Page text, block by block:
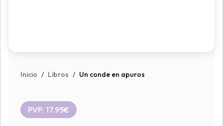
Inicio / Libros / Un conde en apuros
PVP: 17.95€